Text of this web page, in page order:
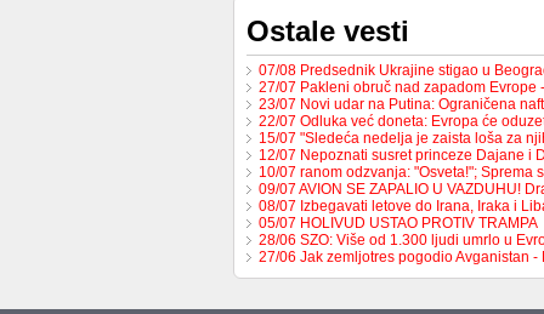
Ostale vesti
07/08 Predsednik Ukrajine stigao u
27/07 Pakleni obruč nad zapadom Evrope
23/07 Novi udar na Putina: Ograničena
22/07 Odluka već doneta: Evropa će
15/07 "Sledeća nedelja je zaista loša za
12/07 Nepoznati susret princeze Dajane i
10/07 ranom odzvanja: "Osveta!"; Sprema
09/07 AVION SE ZAPALIO U VAZDUHU!
08/07 Izbegavati letove do Irana, Iraka i
05/07 HOLIVUD USTAO PROTIV TRAMPA
28/06 SZO: Više od 1.300 ljudi umrlo u
27/06 Jak zemljotres pogodio Avganistan